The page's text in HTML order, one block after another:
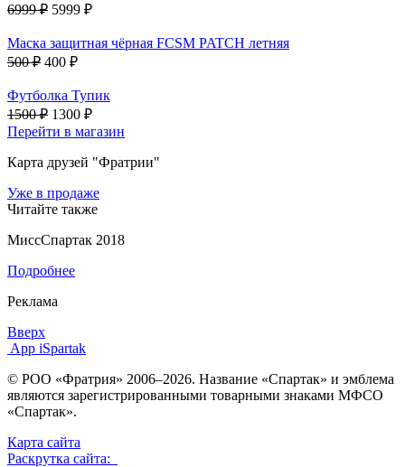
6999 ₽ 5999 ₽
Маска защитная чёрная FCSM PATCH летняя
500 ₽ 400 ₽
Футболка Тупик
1500 ₽ 1300 ₽
Перейти в магазин
Карта друзей "Фратрии"
Уже в продаже
Читайте также
МиссСпартак 2018
Подробнее
Реклама
Вверх
App iSpartak
© РОО «Фратрия» 2006–2026. Название «Спартак» и эмблема
являются зарегистрированными товарными знаками МФСО
«Спартак».
Карта сайта
Раскрутка сайта: